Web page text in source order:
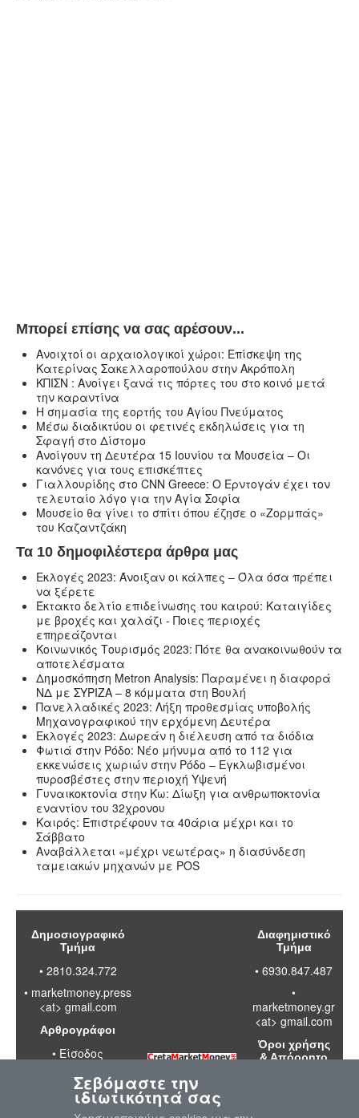
Μπορεί επίσης να σας αρέσουν...
Ανοιχτοί οι αρχαιολογικοί χώροι: Επίσκεψη της
Κατερίνας Σακελλαροπούλου στην Ακρόπολη
ΚΠΙΣΝ : Ανοίγει ξανά τις πόρτες του στο κοινό μετά
την καραντίνα
Η σημασία της εορτής του Αγίου Πνεύματος
Μέσω διαδικτύου οι φετινές εκδηλώσεις για τη
Σφαγή στο Δίστομο
Ανοίγουν τη Δευτέρα 15 Ιουνίου τα Μουσεία – Οι
κανόνες για τους επισκέπτες
Γιαλλουρίδης στο CNN Greece: Ο Ερντογάν έχει τον
τελευταίο λόγο για την Αγία Σοφία
Μουσείο θα γίνει το σπίτι όπου έζησε ο «Ζορμπάς»
του Καζαντζάκη
Τα 10 δημοφιλέστερα άρθρα μας
Εκλογές 2023: Άνοιξαν οι κάλπες – Όλα όσα πρέπει
να ξέρετε
Έκτακτο δελτίο επιδείνωσης του καιρού: Καταιγίδες
με βροχές και χαλάζι - Ποιες περιοχές
επηρεάζονται
Κοινωνικός Τουρισμός 2023: Πότε θα ανακοινωθούν τα
αποτελέσματα
Δημοσκόπηση Metron Analysis: Παραμένει η διαφορά
ΝΔ με ΣΥΡΙΖΑ – 8 κόμματα στη Βουλή
Πανελλαδικές 2023: Λήξη προθεσμίας υποβολής
Μηχανογραφικού την ερχόμενη Δευτέρα
Εκλογές 2023: Δωρεάν η διέλευση από τα διόδια
Φωτιά στην Ρόδο: Νέο μήνυμα από το 112 για
εκκενώσεις χωριών στην Ρόδο – Εγκλωβισμένοι
πυροσβέστες στην περιοχή Υψενή
Γυναικοκτονία στην Κω: Δίωξη για ανθρωποκτονία
εναντίον του 32χρονου
Καιρός: Επιστρέφουν τα 40άρια μέχρι και το
Σάββατο
Αναβάλλεται «μέχρι νεωτέρας» η διασύνδεση
ταμειακών μηχανών με POS
Δημοσιογραφικό
Τμήμα
• 2810.324.772
• marketmoney.press
<at> gmail.com
Αρθρογράφοι
• Είσοδος
Διαφημιστικό
Τμήμα
• 6930.847.487
•
marketmoney.gr
<at> gmail.com
Όροι χρήσης
& Απόρρητο
Σεβόμαστε την
ιδιωτικότητά σας